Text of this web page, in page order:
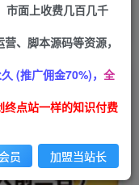
APP下载
Down
市面上收费几百几千
、脚本源码等资源，
(推广佣金70%)， 全
点站一样的知识付费
员 加盟当站长